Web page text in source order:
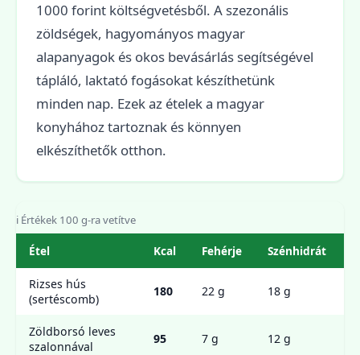
1000 forint költségvetésből. A szezonális
zöldségek, hagyományos magyar
alapanyagok és okos bevásárlás segítségével
tápláló, laktató fogásokat készíthetünk
minden nap. Ezek az ételek a magyar
konyhához tartoznak és könnyen
elkészíthetők otthon.
ℹ️ Értékek 100 g-ra vetítve
Étel Kcal Fehérje Szénhidrát
Rizses hús
(sertéscomb)
180 22 g 18 g
Zöldborsó leves
szalonnával
95 7 g 12 g